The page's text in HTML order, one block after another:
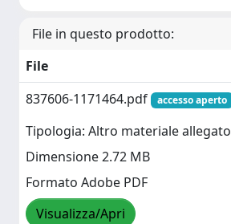
File in questo prodotto:
File
837606-1171464.pdf
accesso aperto
Tipologia: Altro materiale allegato
Dimensione 2.72 MB
Formato Adobe PDF
Visualizza/Apri